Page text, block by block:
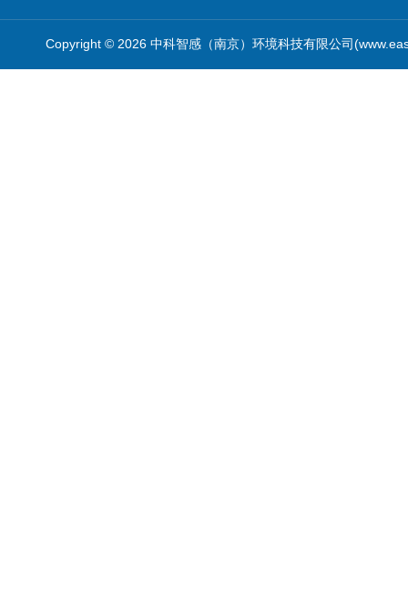
Copyright © 2026 中科智感（南京）环境科技有限公司